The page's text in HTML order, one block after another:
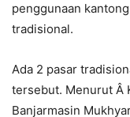
penggunaan
tradisional.
Ada 2 pasar
tersebut. Menurut Â
Banjarmasin